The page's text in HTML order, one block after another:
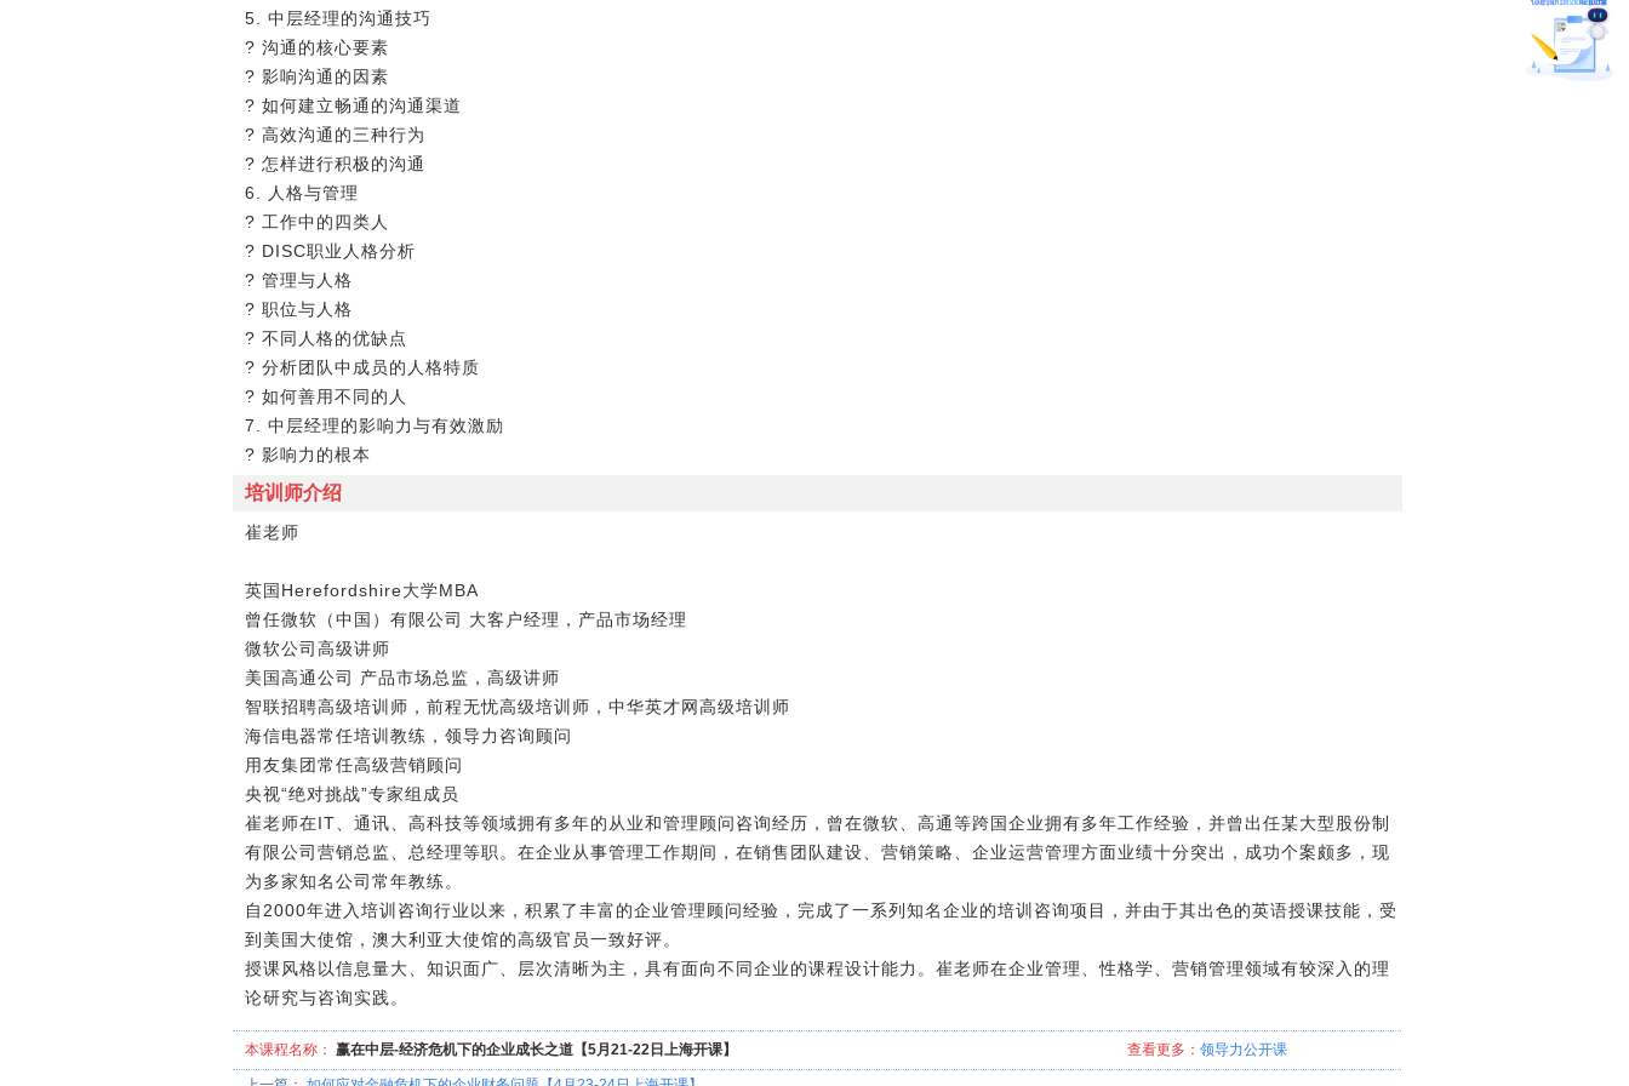
5. 中层经理的沟通技巧
? 沟通的核心要素
? 影响沟通的因素
? 如何建立畅通的沟通渠道
? 高效沟通的三种行为
? 怎样进行积极的沟通
6. 人格与管理
? 工作中的四类人
? DISC职业人格分析
? 管理与人格
? 职位与人格
? 不同人格的优缺点
? 分析团队中成员的人格特质
? 如何善用不同的人
7. 中层经理的影响力与有效激励
? 影响力的根本
培训师介绍
崔老师
英国Herefordshire大学MBA
曾任微软（中国）有限公司 大客户经理，产品市场经理
微软公司高级讲师
美国高通公司 产品市场总监，高级讲师
智联招聘高级培训师，前程无忧高级培训师，中华英才网高级培训师
海信电器常任培训教练，领导力咨询顾问
用友集团常任高级营销顾问
央视“绝对挑战”专家组成员
崔老师在IT、通讯、高科技等领域拥有多年的从业和管理顾问咨询经历，曾在微软、高通等跨国企业拥有多年工作经验，并曾出任某大型股份制
有限公司营销总监、总经理等职。在企业从事管理工作期间，在销售团队建设、营销策略、企业运营管理方面业绩十分突出，成功个案颇多，现
为多家知名公司常年教练。
自2000年进入培训咨询行业以来，积累了丰富的企业管理顾问经验，完成了一系列知名企业的培训咨询项目，并由于其出色的英语授课技能，受
到美国大使馆，澳大利亚大使馆的高级官员一致好评。
授课风格以信息量大、知识面广、层次清晰为主，具有面向不同企业的课程设计能力。崔老师在企业管理、性格学、营销管理领域有较深入的理
论研究与咨询实践。
本课程名称： 赢在中层-经济危机下的企业成长之道【5月21-22日上海开课】 查看更多： 领导力公开课